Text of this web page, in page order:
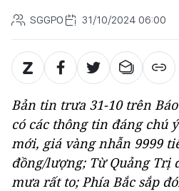
SGGPO 31/10/2024 06:00
Bản tin trưa 31-10 trên
có các thông tin đáng chú
mới, giá vàng nhẫn 9999
đồng/lượng; Từ Quảng Trị
mưa rất to; Phía Bắc sắp